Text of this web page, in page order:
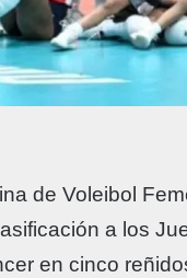
de Voleibol
a los
en cinco